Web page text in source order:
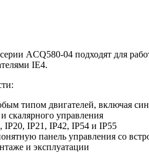
ACQ580-04 подходят для
IE4.
типом двигателей, включая
скалярного управления
IP21, IP42, IP54 и IP55
панель управления со
и экcплуатации